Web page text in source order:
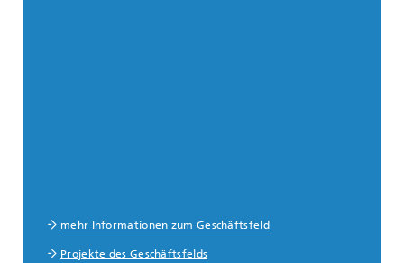
mehr Informationen zum Geschäftsfeld
Projekte des Geschäftsfelds